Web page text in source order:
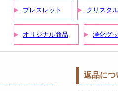
ブレスレット クリスタ
オリジナル商品 浄化グ
返品につ